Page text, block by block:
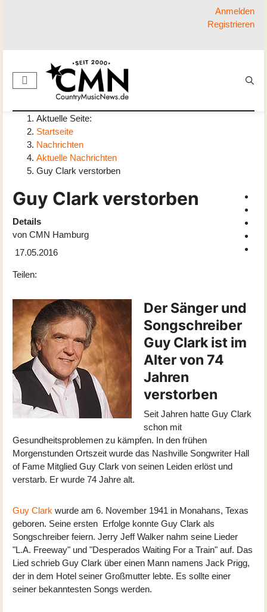
Anmelden
Registrieren
Aktuelle Seite:
Startseite
Nachrichten
Aktuelle Nachrichten
Guy Clark verstorben
Guy Clark verstorben
Details
von CMN Hamburg
17.05.2016
Teilen:
Der Sänger und
Songschreiber
Guy Clark ist im
Alter von 74
Jahren
verstorben
Seit Jahren hatte Guy Clark
schon mit
Gesundheitsproblemen zu kämpfen. In den frühen
Morgenstunden Ortszeit wurde das Nashville Songwriter Hall
of Fame Mitglied Guy Clark von seinen Leiden erlöst und
verstarb. Er wurde 74 Jahre alt.
Guy Clark wurde am 6. November 1941 in Monahans, Texas
geboren. Seine ersten Erfolge konnte Guy Clark als
Songschreiber feiern. Jerry Jeff Walker nahm seine Lieder
"L.A. Freeway" und "Desperados Waiting For a Train" auf. Das
Lied schrieb Guy Clark über einen Mann namens Jack Prigg,
der in dem Hotel seiner Großmutter lebte. Es sollte einer
seiner bekanntesten Songs werden.